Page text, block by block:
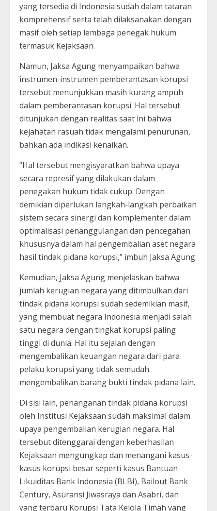
yang tersedia di Indonesia sudah dalam tataran
komprehensif serta telah dilaksanakan dengan
masif oleh setiap lembaga penegak hukum
termasuk Kejaksaan.
Namun, Jaksa Agung menyampaikan bahwa
instrumen-instrumen pemberantasan korupsi
tersebut menunjukkan masih kurang ampuh
dalam pemberantasan korupsi. Hal tersebut
ditunjukan dengan realitas saat ini bahwa
kejahatan rasuah tidak mengalami penurunan,
bahkan ada indikasi kenaikan.
“Hal tersebut mengisyaratkan bahwa upaya
secara represif yang dilakukan dalam
penegakan hukum tidak cukup. Dengan
demikian diperlukan langkah-langkah perbaikan
sistem secara sinergi dan komplementer dalam
optimalisasi penanggulangan dan pencegahan
khususnya dalam hal pengembalian aset negara
hasil tindak pidana korupsi,” imbuh Jaksa Agung.
Kemudian, Jaksa Agung menjelaskan bahwa
jumlah kerugian negara yang ditimbulkan dari
tindak pidana korupsi sudah sedemikian masif,
yang membuat negara Indonesia menjadi salah
satu negara dengan tingkat korupsi paling
tinggi di dunia. Hal itu sejalan dengan
mengembalikan keuangan negara dari para
pelaku korupsi yang tidak semudah
mengembalikan barang bukti tindak pidana lain.
Di sisi lain, penanganan tindak pidana korupsi
oleh Institusi Kejaksaan sudah maksimal dalam
upaya pengembalian kerugian negara. Hal
tersebut ditenggarai dengan keberhasilan
Kejaksaan mengungkap dan menangani kasus-
kasus korupsi besar seperti kasus Bantuan
Likuiditas Bank Indonesia (BLBI), Bailout Bank
Century, Asuransi Jiwasraya dan Asabri, dan
yang terbaru Korupsi Tata Kelola Timah yang